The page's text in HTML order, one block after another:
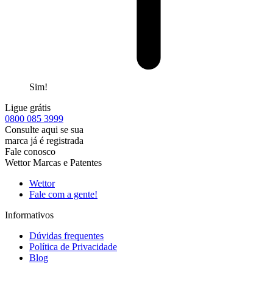
Sim!
Ligue grátis
0800 085 3999
Consulte aqui se sua
marca já é registrada
Fale conosco
Wettor Marcas e Patentes
Wettor
Fale com a gente!
Informativos
Dúvidas frequentes
Política de Privacidade
Blog